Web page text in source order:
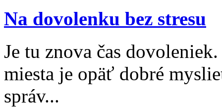
Na dovolenku bez stresu
Je tu znova čas
miesta je opäť dobré
správ...